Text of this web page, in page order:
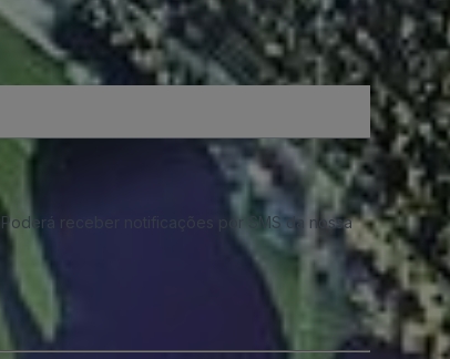
. Poderá receber notificações por SMS da nossa